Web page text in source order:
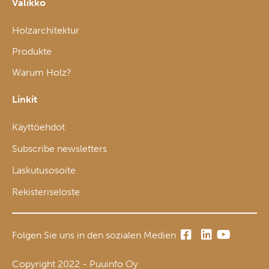
Valikko
Holzarchitektur
Produkte
Warum Holz?
Linkit
Käyttöehdot
Subscribe newsletters
Laskutusosoite
Rekisteriseloste
Folgen Sie uns in den sozialen Medien
Copyright 2022 - Puuinfo Oy